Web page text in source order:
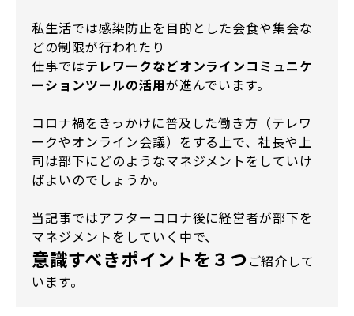
私生活では感染防止を目的とした会食や集会な
どの制限が行われたり
仕事ではテレワークなどオンラインコミュニケ
ーションツールの活用が進んでいます。
コロナ禍をきっかけに普及した働き方（テレワ
ークやオンライン会議）をする上で、社長や上
司は部下にどのようなマネジメントをしていけ
ばよいのでしょうか。
当記事ではアフターコロナ後に経営者が部下を
マネジメントをしていく中で、
意識すべきポイントを３つご紹介して
います。